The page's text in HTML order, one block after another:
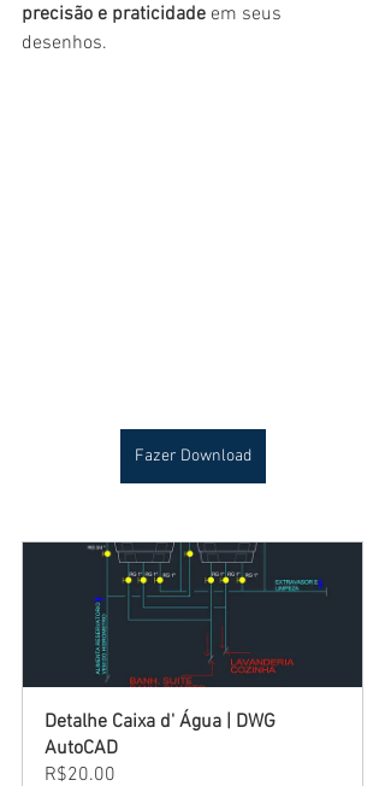
precisão e praticidade em seus
desenhos.
Fazer Download
Detalhe Caixa d' Água | DWG
AutoCAD
R$20.00